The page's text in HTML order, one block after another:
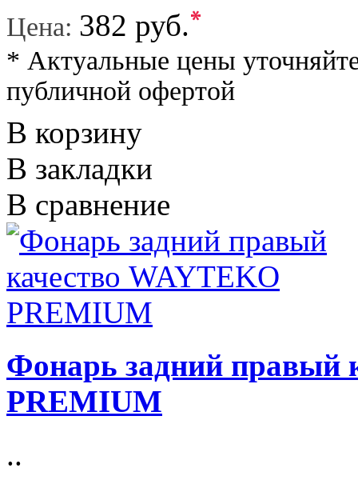
Цена: 382 руб.*
* Актуальные цены
публичной офертой
В корзину
В закладки
В сравнение
Фонарь задний правый
PREMIUM
..